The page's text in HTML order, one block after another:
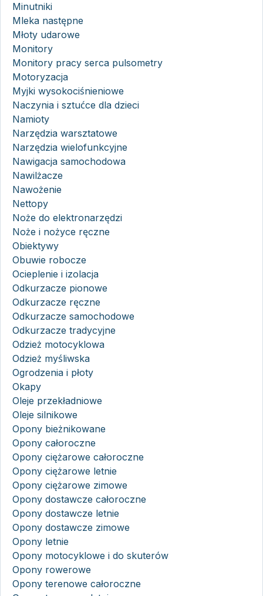
Minutniki
Mleka następne
Młoty udarowe
Monitory
Monitory pracy serca pulsometry
Motoryzacja
Myjki wysokociśnieniowe
Naczynia i sztućce dla dzieci
Namioty
Narzędzia warsztatowe
Narzędzia wielofunkcyjne
Nawigacja samochodowa
Nawilżacze
Nawożenie
Nettopy
Noże do elektronarzędzi
Noże i nożyce ręczne
Obiektywy
Obuwie robocze
Ocieplenie i izolacja
Odkurzacze pionowe
Odkurzacze ręczne
Odkurzacze samochodowe
Odkurzacze tradycyjne
Odzież motocyklowa
Odzież myśliwska
Ogrodzenia i płoty
Okapy
Oleje przekładniowe
Oleje silnikowe
Opony bieżnikowane
Opony całoroczne
Opony ciężarowe całoroczne
Opony ciężarowe letnie
Opony ciężarowe zimowe
Opony dostawcze całoroczne
Opony dostawcze letnie
Opony dostawcze zimowe
Opony letnie
Opony motocyklowe i do skuterów
Opony rowerowe
Opony terenowe całoroczne